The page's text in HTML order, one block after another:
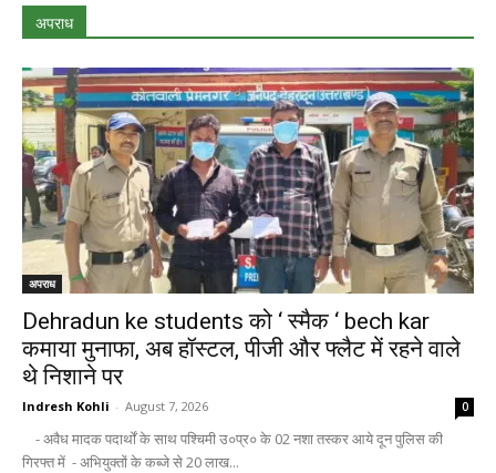
अपराध
अपराध
Dehradun ke students को ‘ स्मैक ‘ bech kar
कमाया मुनाफा, अब हॉस्टल, पीजी और फ्लैट में रहने वाले
थे निशाने पर
Indresh Kohli - August 7, 2026 0
- अवैध मादक पदार्थों के साथ पश्चिमी उ०प्र० के 02 नशा तस्कर आये दून पुलिस की
गिरफ्त में - अभियुक्तों के कब्जे से 20 लाख...